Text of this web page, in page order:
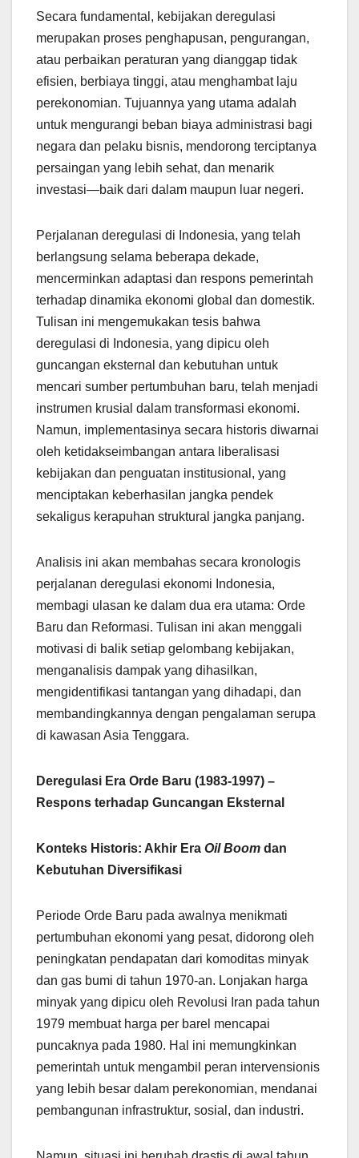
Secara fundamental, kebijakan deregulasi
merupakan proses penghapusan, pengurangan,
atau perbaikan peraturan yang dianggap tidak
efisien, berbiaya tinggi, atau menghambat laju
perekonomian. Tujuannya yang utama adalah
untuk mengurangi beban biaya administrasi bagi
negara dan pelaku bisnis, mendorong terciptanya
persaingan yang lebih sehat, dan menarik
investasi—baik dari dalam maupun luar negeri.
Perjalanan deregulasi di Indonesia, yang telah
berlangsung selama beberapa dekade,
mencerminkan adaptasi dan respons pemerintah
terhadap dinamika ekonomi global dan domestik.
Tulisan ini mengemukakan tesis bahwa
deregulasi di Indonesia, yang dipicu oleh
guncangan eksternal dan kebutuhan untuk
mencari sumber pertumbuhan baru, telah menjadi
instrumen krusial dalam transformasi ekonomi.
Namun, implementasinya secara historis diwarnai
oleh ketidakseimbangan antara liberalisasi
kebijakan dan penguatan institusional, yang
menciptakan keberhasilan jangka pendek
sekaligus kerapuhan struktural jangka panjang.
Analisis ini akan membahas secara kronologis
perjalanan deregulasi ekonomi Indonesia,
membagi ulasan ke dalam dua era utama: Orde
Baru dan Reformasi. Tulisan ini akan menggali
motivasi di balik setiap gelombang kebijakan,
menganalisis dampak yang dihasilkan,
mengidentifikasi tantangan yang dihadapi, dan
membandingkannya dengan pengalaman serupa
di kawasan Asia Tenggara.
Deregulasi Era Orde Baru (1983-1997) –
Respons terhadap Guncangan Eksternal
Konteks Historis: Akhir Era Oil Boom dan
Kebutuhan Diversifikasi
Periode Orde Baru pada awalnya menikmati
pertumbuhan ekonomi yang pesat, didorong oleh
peningkatan pendapatan dari komoditas minyak
dan gas bumi di tahun 1970-an. Lonjakan harga
minyak yang dipicu oleh Revolusi Iran pada tahun
1979 membuat harga per barel mencapai
puncaknya pada 1980. Hal ini memungkinkan
pemerintah untuk mengambil peran intervensionis
yang lebih besar dalam perekonomian, mendanai
pembangunan infrastruktur, sosial, dan industri.